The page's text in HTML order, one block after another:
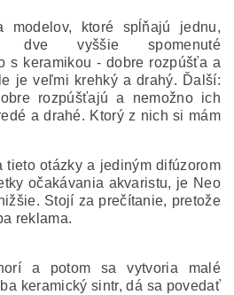
modelov, ktoré spĺňajú jednu,
dve vyššie spomenuté
s keramikou - dobre rozpúšťa a
je veľmi krehký a drahý. Ďalší:
rozpúšťajú a nemožno ich
a drahé. Ktorý z nich si mám
tieto otázky a jediným difúzorom
očakávania akvaristu, je Neo
Stojí za prečítanie, pretože
reklama.
a potom sa vytvoria malé
keramický sintr, dá sa povedať